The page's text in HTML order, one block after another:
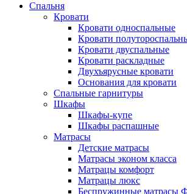
Спальня
Кровати
Кровати односпальные
Кровати
Кровати двуспальные
Кровати раскладные
Двухъярусные кровати
Основания для кровати
Спальные гарнитуры
Шкафы
Шкафы-купе
Шкафы распашные
Матрасы
Детские матрасы
Матрасы эконом класса
Матрацы комфорт
Матрацы люкс
Беспружинные матрасы